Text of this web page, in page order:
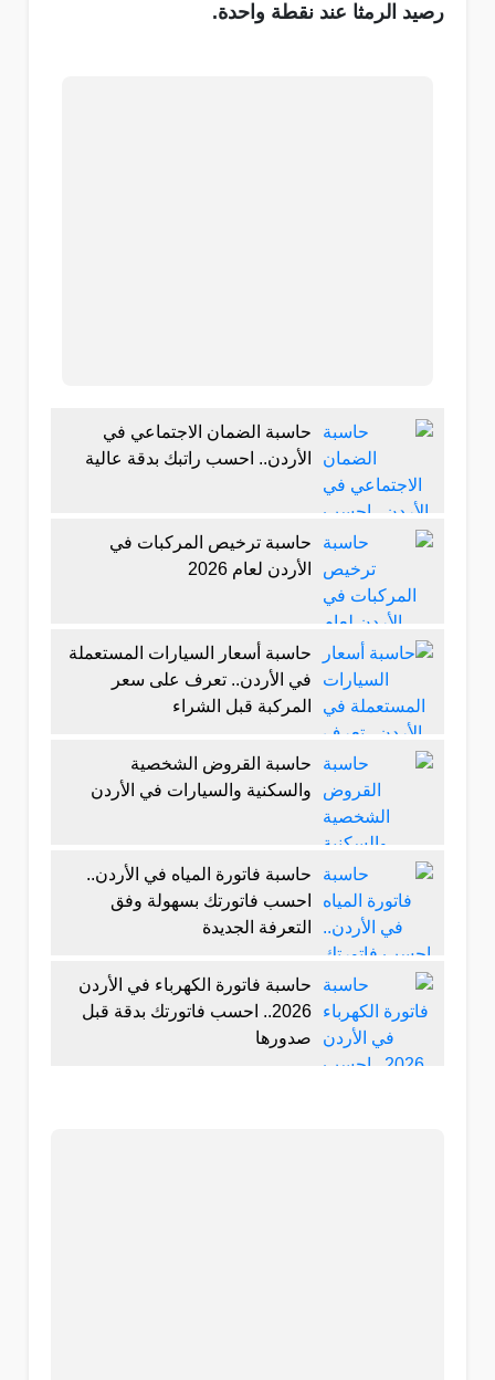
رصيد الرمثا عند نقطة واحدة.
حاسبة الضمان الاجتماعي في
الأردن.. احسب راتبك بدقة عالية
حاسبة ترخيص المركبات في
الأردن لعام 2026
حاسبة أسعار السيارات المستعملة
في الأردن.. تعرف على سعر
المركبة قبل الشراء
حاسبة القروض الشخصية
والسكنية والسيارات في الأردن
حاسبة فاتورة المياه في الأردن..
احسب فاتورتك بسهولة وفق
التعرفة الجديدة
حاسبة فاتورة الكهرباء في الأردن
2026.. احسب فاتورتك بدقة قبل
صدورها